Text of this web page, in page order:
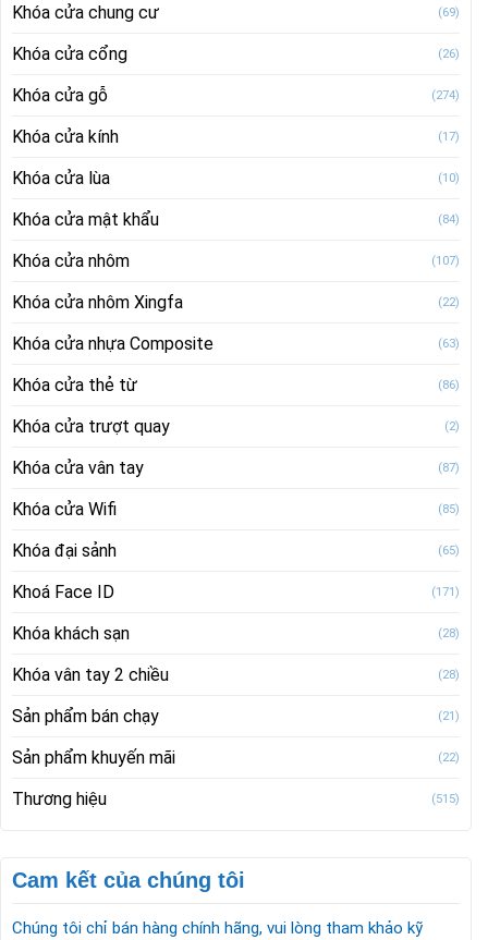
Khóa cửa chung cư (69)
Khóa cửa cổng (26)
Khóa cửa gỗ (274)
Khóa cửa kính (17)
Khóa cửa lùa (10)
Khóa cửa mật khẩu (84)
Khóa cửa nhôm (107)
Khóa cửa nhôm Xingfa (22)
Khóa cửa nhựa Composite (63)
Khóa cửa thẻ từ (86)
Khóa cửa trượt quay (2)
Khóa cửa vân tay (87)
Khóa cửa Wifi (85)
Khóa đại sảnh (65)
Khoá Face ID (171)
Khóa khách sạn (28)
Khóa vân tay 2 chiều (28)
Sản phẩm bán chạy (21)
Sản phẩm khuyến mãi (22)
Thương hiệu (515)
Cam kết của chúng tôi
Chúng tôi chỉ bán hàng chính hãng, vui lòng tham khảo kỹ